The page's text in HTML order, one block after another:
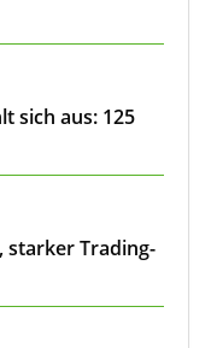
sich aus: 125
starker Trading-